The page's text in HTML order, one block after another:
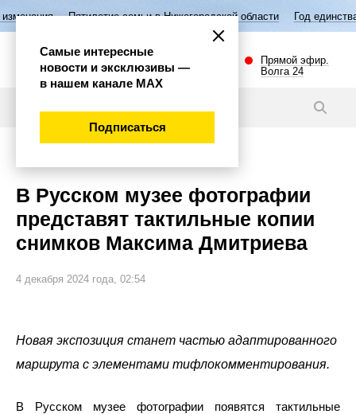
Пятилетие семьи в Нижегородской области Год единства народов
Прямой эфир.
Волга 24
В Русском музее фотографии
представят тактильные копии
снимков Максима Дмитриева
4 декабря 2024 года, 02:54
Новая экспозиция станет частью адаптированного
маршрута с элементами тифлокомментирования.
В Русском музее фотографии появятся тактильные
Самые интересные
новости и эксклюзивы —
в нашем канале МАХ
Подписаться